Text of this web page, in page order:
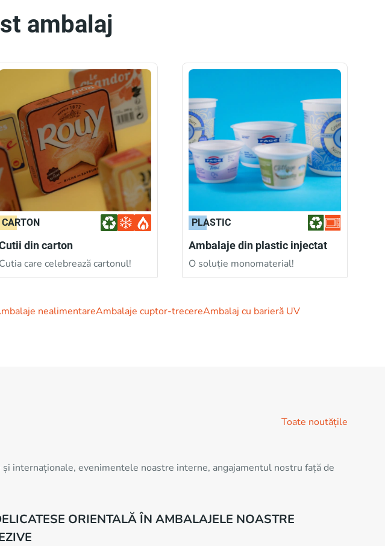
ambalaj
CARTON
din carton
Cutia care celebrează cartonul!
PLASTIC
Ambalaje din plastic injectat
O soluție monomaterial!
nealimentareAmbalaje cuptor-trecereAmbalaj cu barieră UV
internaționale, evenimentele noastre interne, angajamentul nostru față de
ORIENTALĂ ÎN AMBALAJELE NOASTRE
Toate noutățile